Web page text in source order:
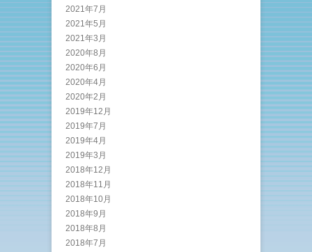
2021年7月
2021年5月
2021年3月
2020年8月
2020年6月
2020年4月
2020年2月
2019年12月
2019年7月
2019年4月
2019年3月
2018年12月
2018年11月
2018年10月
2018年9月
2018年8月
2018年7月